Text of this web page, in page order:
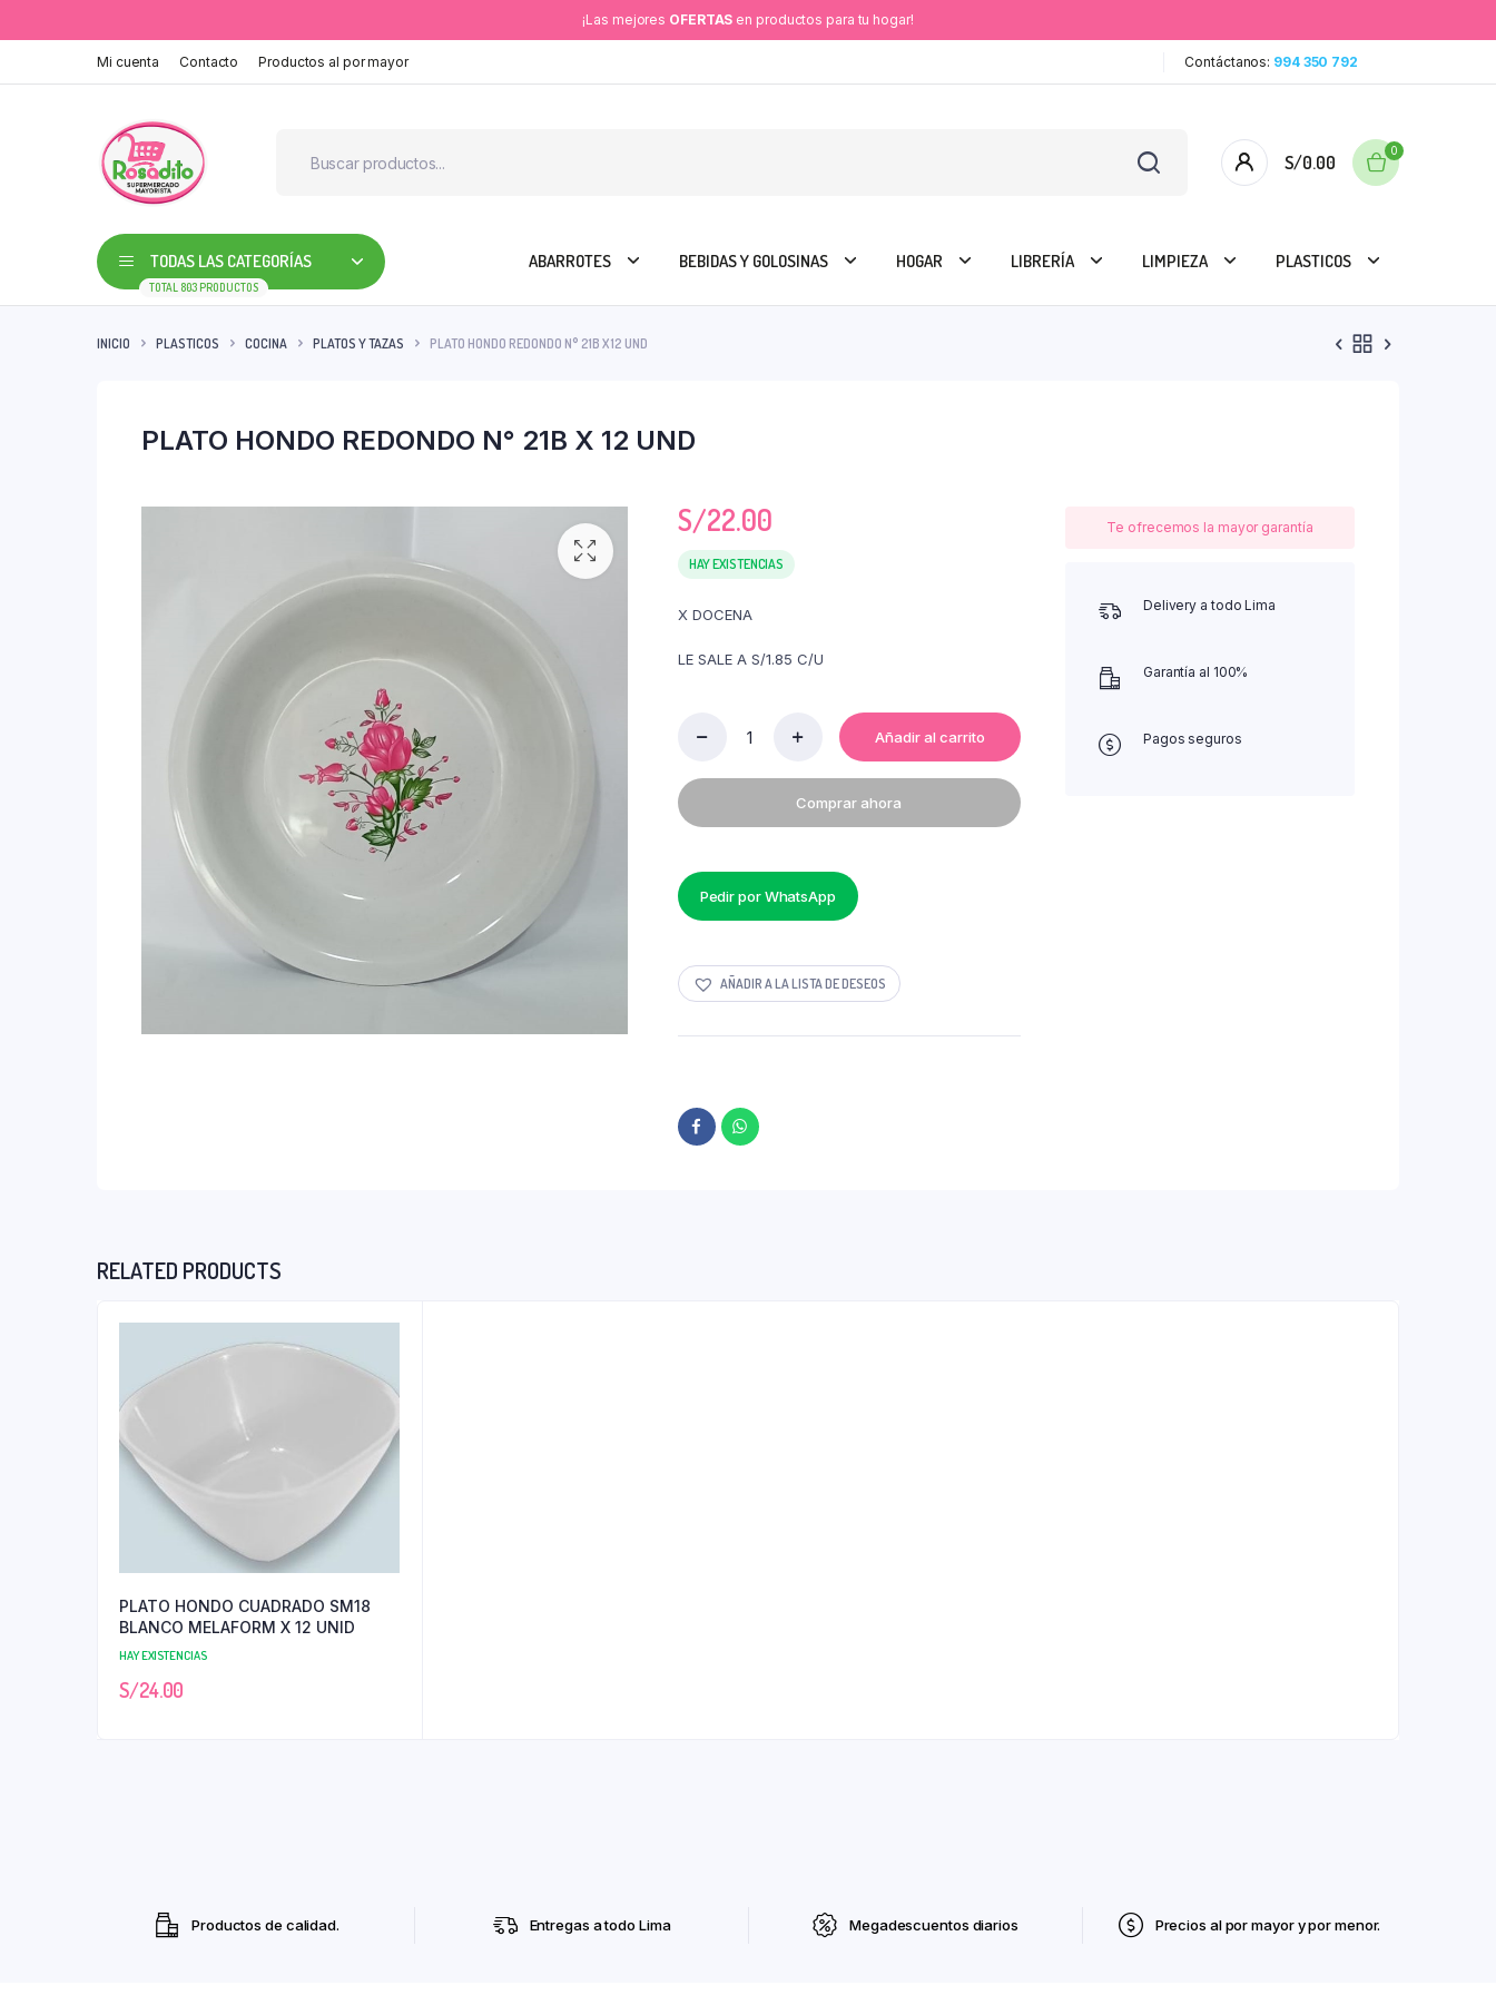
¡Las mejores OFERTAS en productos para tu hogar!
Mi cuenta Contacto Productos al por mayor Contáctanos: 994 350 792
S/0.00
0
TODAS LAS CATEGORÍAS
TOTAL 803 PRODUCTOS
ABARROTES BEBIDAS Y GOLOSINAS HOGAR LIBRERÍA LIMPIEZA PLASTICOS
INICIO PLASTICOS COCINA PLATOS Y TAZAS PLATO HONDO REDONDO N° 21B X 12 UND
PLATO HONDO REDONDO N° 21B X 12 UND
S/22.00
HAY EXISTENCIAS
X DOCENA
LE SALE A S/1.85 C/U
REDONDO
N°
21B
12
UND
quantity
Añadir al carrito
Comprar ahora
Pedir por WhatsApp
AÑADIR A LA LISTA DE DESEOS
Te ofrecemos la mayor garantía
Delivery a todo Lima
Garantía al 100%
Pagos seguros
RELATED PRODUCTS
PLATO HONDO CUADRADO SM18
BLANCO MELAFORM X 12 UNID
HAY EXISTENCIAS
S/24.00
Productos de calidad. Entregas a todo Lima Megadescuentos diarios Precios al por mayor y por menor.